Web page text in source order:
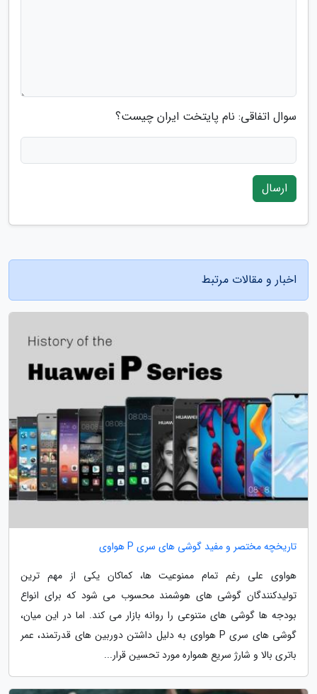
سوال اتفاقی: نام پایتخت ایران چیست؟
ارسال
اخبار و مقالات مرتبط
تاریخچه مختصر و مفید گوشی های سری P هواوی
هواوی علی رغم تمام ممنوعیت ها، کماکان یکی از مهم ترین
تولیدکنندگان گوشی های هوشمند محسوب می شود که برای انواع
بودجه ها گوشی های متنوعی را روانه بازار می کند. اما در این میان،
گوشی های سری P هواوی به دلیل داشتن دوربین های قدرتمند، عمر
باتری بالا و شارژ سریع همواره مورد تحسین قرار...